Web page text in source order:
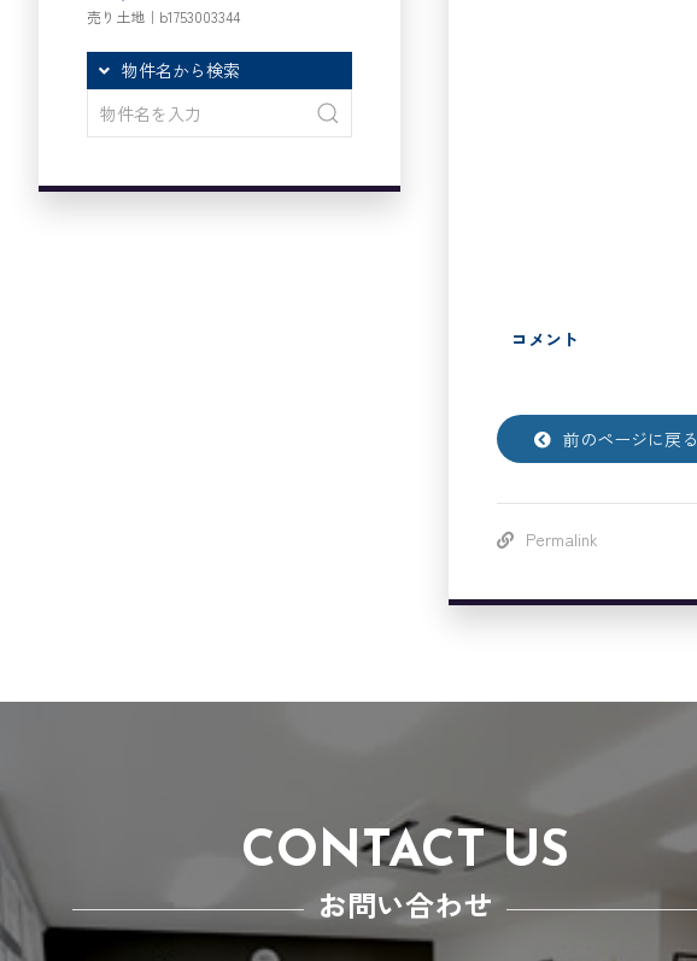
コメント
前のページに戻る
Permalink
売り土地｜b1753003344
物件名から検索
CONTACT US
お問い合わせ